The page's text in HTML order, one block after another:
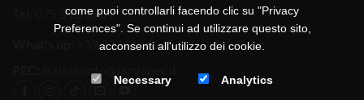
075 518 1504
+39 3334656649
come puoi controllarli facendo clic su "Privacy
Preferences". Se continui ad utilizzare questo sito,
acconsenti all'utilizzo dei cookie.
Necessary Analytics